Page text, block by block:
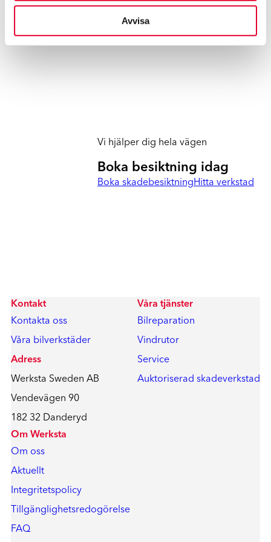
Avvisa
Vi hjälper dig hela vägen
Boka besiktning idag
Boka skadebesiktningHitta verkstad
Kontakt
Kontakta oss
Våra bilverkstäder
Adress
Werksta Sweden AB
Vendevägen 90
182 32 Danderyd
Våra tjänster
Bilreparation
Vindrutor
Service
Auktoriserad skadeverkstad
Om Werksta
Om oss
Aktuellt
Integritetspolicy
Tillgänglighetsredogörelse
FAQ